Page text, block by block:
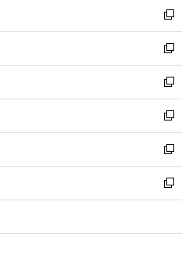
で
開
く
ド
ウ
で
開
く
ィ
ン
ド
ウ
で
開
く
い
ウ
ィ
ン
ド
ウ
で
開
く
新
し
い
ウ
ィ
ン
ド
ウ
で
開
く
新
し
い
ウ
ィ
ン
ド
ウ
で
開
新
し
い
ウ
ィ
ン
ド
ウ
開
新
し
い
ウ
ィ
ン
ウ
新
し
い
ウ
ン
新
し
ウ